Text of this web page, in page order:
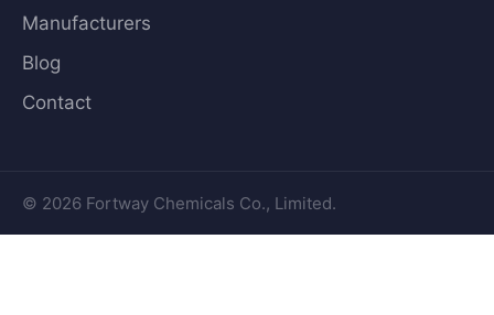
Manufacturers
Blog
Contact
© 2026 Fortway Chemicals Co., Limited.